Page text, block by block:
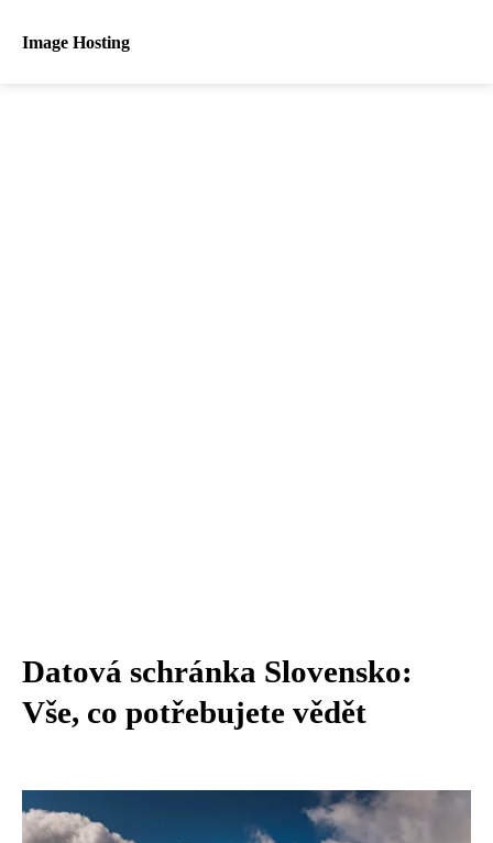
Image Hosting
Datová schránka Slovensko:
Vše, co potřebujete vědět